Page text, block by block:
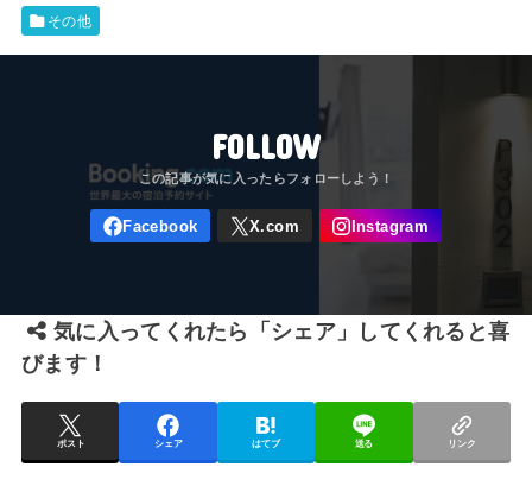
その他
FOLLOW
気に入ってくれたら「シェア」してくれると喜
びます！
ポスト シェア はてブ 送る リンク